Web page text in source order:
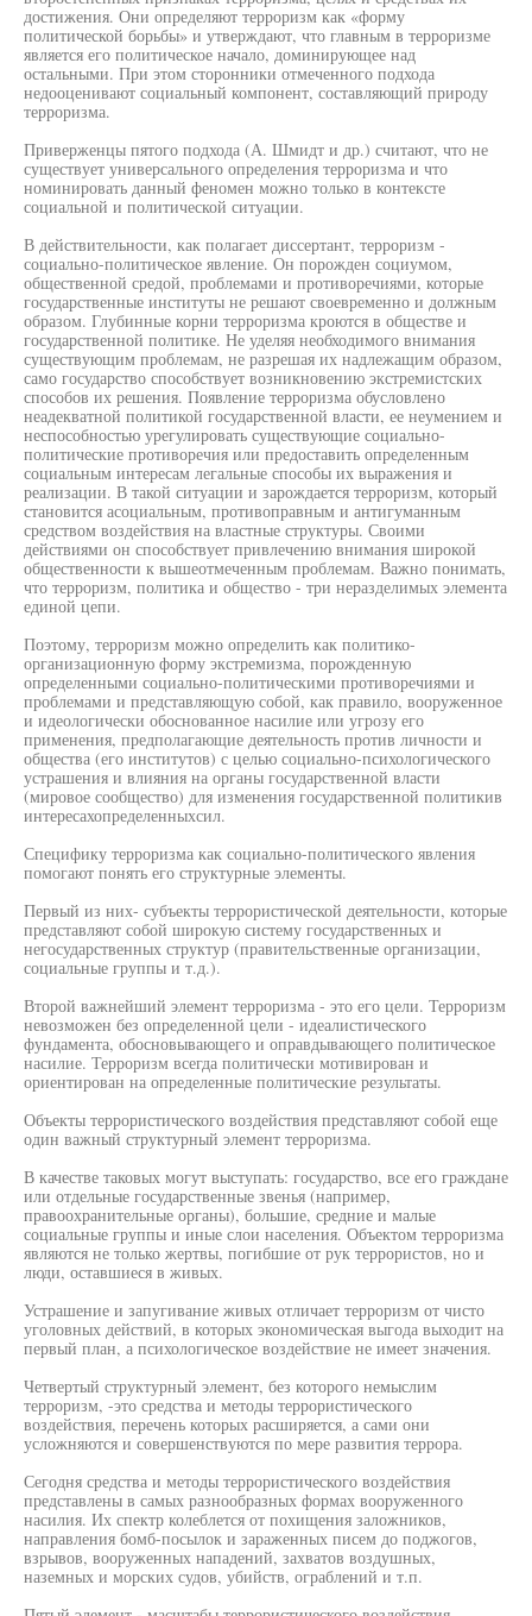
достижения. Они определяют терроризм как «форму
политической борьбы» и утверждают, что главным в терроризме
является его политическое начало, доминирующее над
остальными. При этом сторонники отмеченного подхода
недооценивают социальный компонент, составляющий природу
терроризма.
Приверженцы пятого подхода (А. Шмидт и др.) считают, что не
существует универсального определения терроризма и что
номинировать данный феномен можно только в контексте
социальной и политической ситуации.
В действительности, как полагает диссертант, терроризм -
социально-политическое явление. Он порожден социумом,
общественной средой, проблемами и противоречиями, которые
государственные институты не решают своевременно и должным
образом. Глубинные корни терроризма кроются в обществе и
государственной политике. Не уделяя необходимого внимания
существующим проблемам, не разрешая их надлежащим образом,
само государство способствует возникновению экстремистских
способов их решения. Появление терроризма обусловлено
неадекватной политикой государственной власти, ее неумением и
неспособностью урегулировать существующие социально-
политические противоречия или предоставить определенным
социальным интересам легальные способы их выражения и
реализации. В такой ситуации и зарождается терроризм, который
становится асоциальным, противоправным и антигуманным
средством воздействия на властные структуры. Своими
действиями он способствует привлечению внимания широкой
общественности к вышеотмеченным проблемам. Важно понимать,
что терроризм, политика и общество - три неразделимых элемента
единой цепи.
Поэтому, терроризм можно определить как политико-
организационную форму экстремизма, порожденную
определенными социально-политическими противоречиями и
проблемами и представляющую собой, как правило, вооруженное
и идеологически обоснованное насилие или угрозу его
применения, предполагающие деятельность против личности и
общества (его институтов) с целью социально-психологического
устрашения и влияния на органы государственной власти
(мировое сообщество) для изменения государственной политикив
интересахопределенныхсил.
Специфику терроризма как социально-политического явления
помогают понять его структурные элементы.
Первый из них- субъекты террористической деятельности, которые
представляют собой широкую систему государственных и
негосударственных структур (правительственные организации,
социальные группы и т.д.).
Второй важнейший элемент терроризма - это его цели. Терроризм
невозможен без определенной цели - идеалистического
фундамента, обосновывающего и оправдывающего политическое
насилие. Терроризм всегда политически мотивирован и
ориентирован на определенные политические результаты.
Объекты террористического воздействия представляют собой еще
один важный структурный элемент терроризма.
В качестве таковых могут выступать: государство, все его граждане
или отдельные государственные звенья (например,
правоохранительные органы), большие, средние и малые
социальные группы и иные слои населения. Объектом терроризма
являются не только жертвы, погибшие от рук террористов, но и
люди, оставшиеся в живых.
Устрашение и запугивание живых отличает терроризм от чисто
уголовных действий, в которых экономическая выгода выходит на
первый план, а психологическое воздействие не имеет значения.
Четвертый структурный элемент, без которого немыслим
терроризм, -это средства и методы террористического
воздействия, перечень которых расширяется, а сами они
усложняются и совершенствуются по мере развития террора.
Сегодня средства и методы террористического воздействия
представлены в самых разнообразных формах вооруженного
насилия. Их спектр колеблется от похищения заложников,
направления бомб-посылок и зараженных писем до поджогов,
взрывов, вооруженных нападений, захватов воздушных,
наземных и морских судов, убийств, ограблений и т.п.